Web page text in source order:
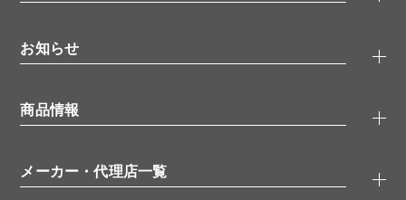
タンパク質検索
ELISA/ELISpot検索
品番検索
お知らせ
無料サンプル
ウェビナー （オンラインセミナー）
学会・展示スケジュール
商品情報
抗体
メーカー・代理店一覧